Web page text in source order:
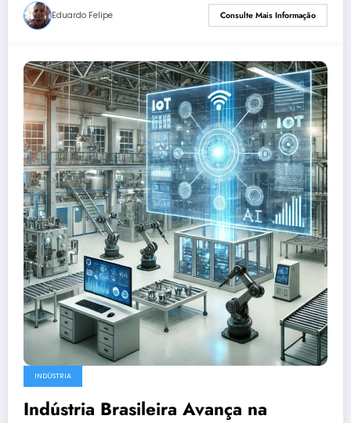
Eduardo Felipe Consulte Mais Informação
INDÚSTRIA
Indústria Brasileira Avança na